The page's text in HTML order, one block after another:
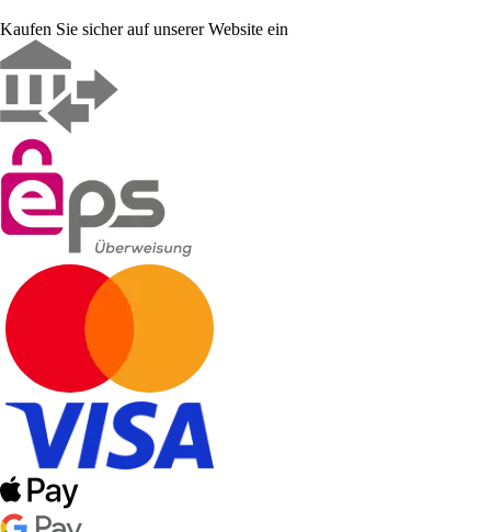
Kaufen Sie sicher auf unserer Website ein